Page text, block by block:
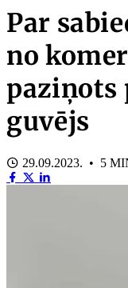
Par
no
paziņots
guvējs
29.09.2023. • 5